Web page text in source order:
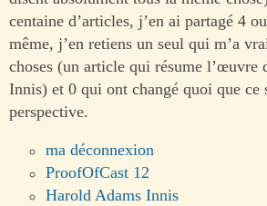
centaine d’articles, j’en ai partagé 4
même, j’en retiens un seul qui m’a
choses (un article qui résume l’œuvre
Innis) et 0 qui ont changé quoi que ce
perspective.
ma déconnexion
ProofOfCast 12
Harold Adams Innis